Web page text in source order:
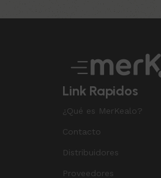
Link Rapidos
¿Qué es MerKealo?
Contacto
Distribuidores
Proveedores